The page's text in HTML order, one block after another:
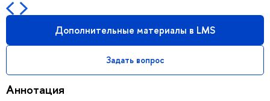
Дополнительные материалы в LMS
Задать вопрос
Аннотация